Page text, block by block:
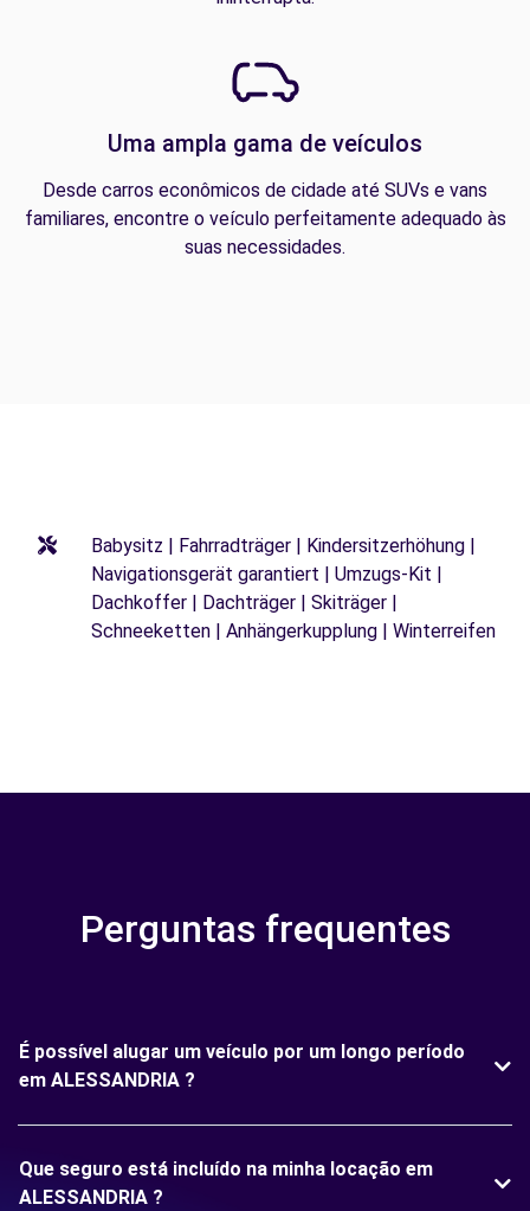
Uma ampla gama de veículos
Desde carros econômicos de cidade até SUVs e vans
familiares, encontre o veículo perfeitamente adequado às
suas necessidades.
Babysitz | Fahrradträger | Kindersitzerhöhung |
Navigationsgerät garantiert | Umzugs-Kit |
Dachkoffer | Dachträger | Skiträger |
Schneeketten | Anhängerkupplung | Winterreifen
Perguntas frequentes
É possível alugar um veículo por um longo período
em ALESSANDRIA ?
Que seguro está incluído na minha locação em
ALESSANDRIA ?